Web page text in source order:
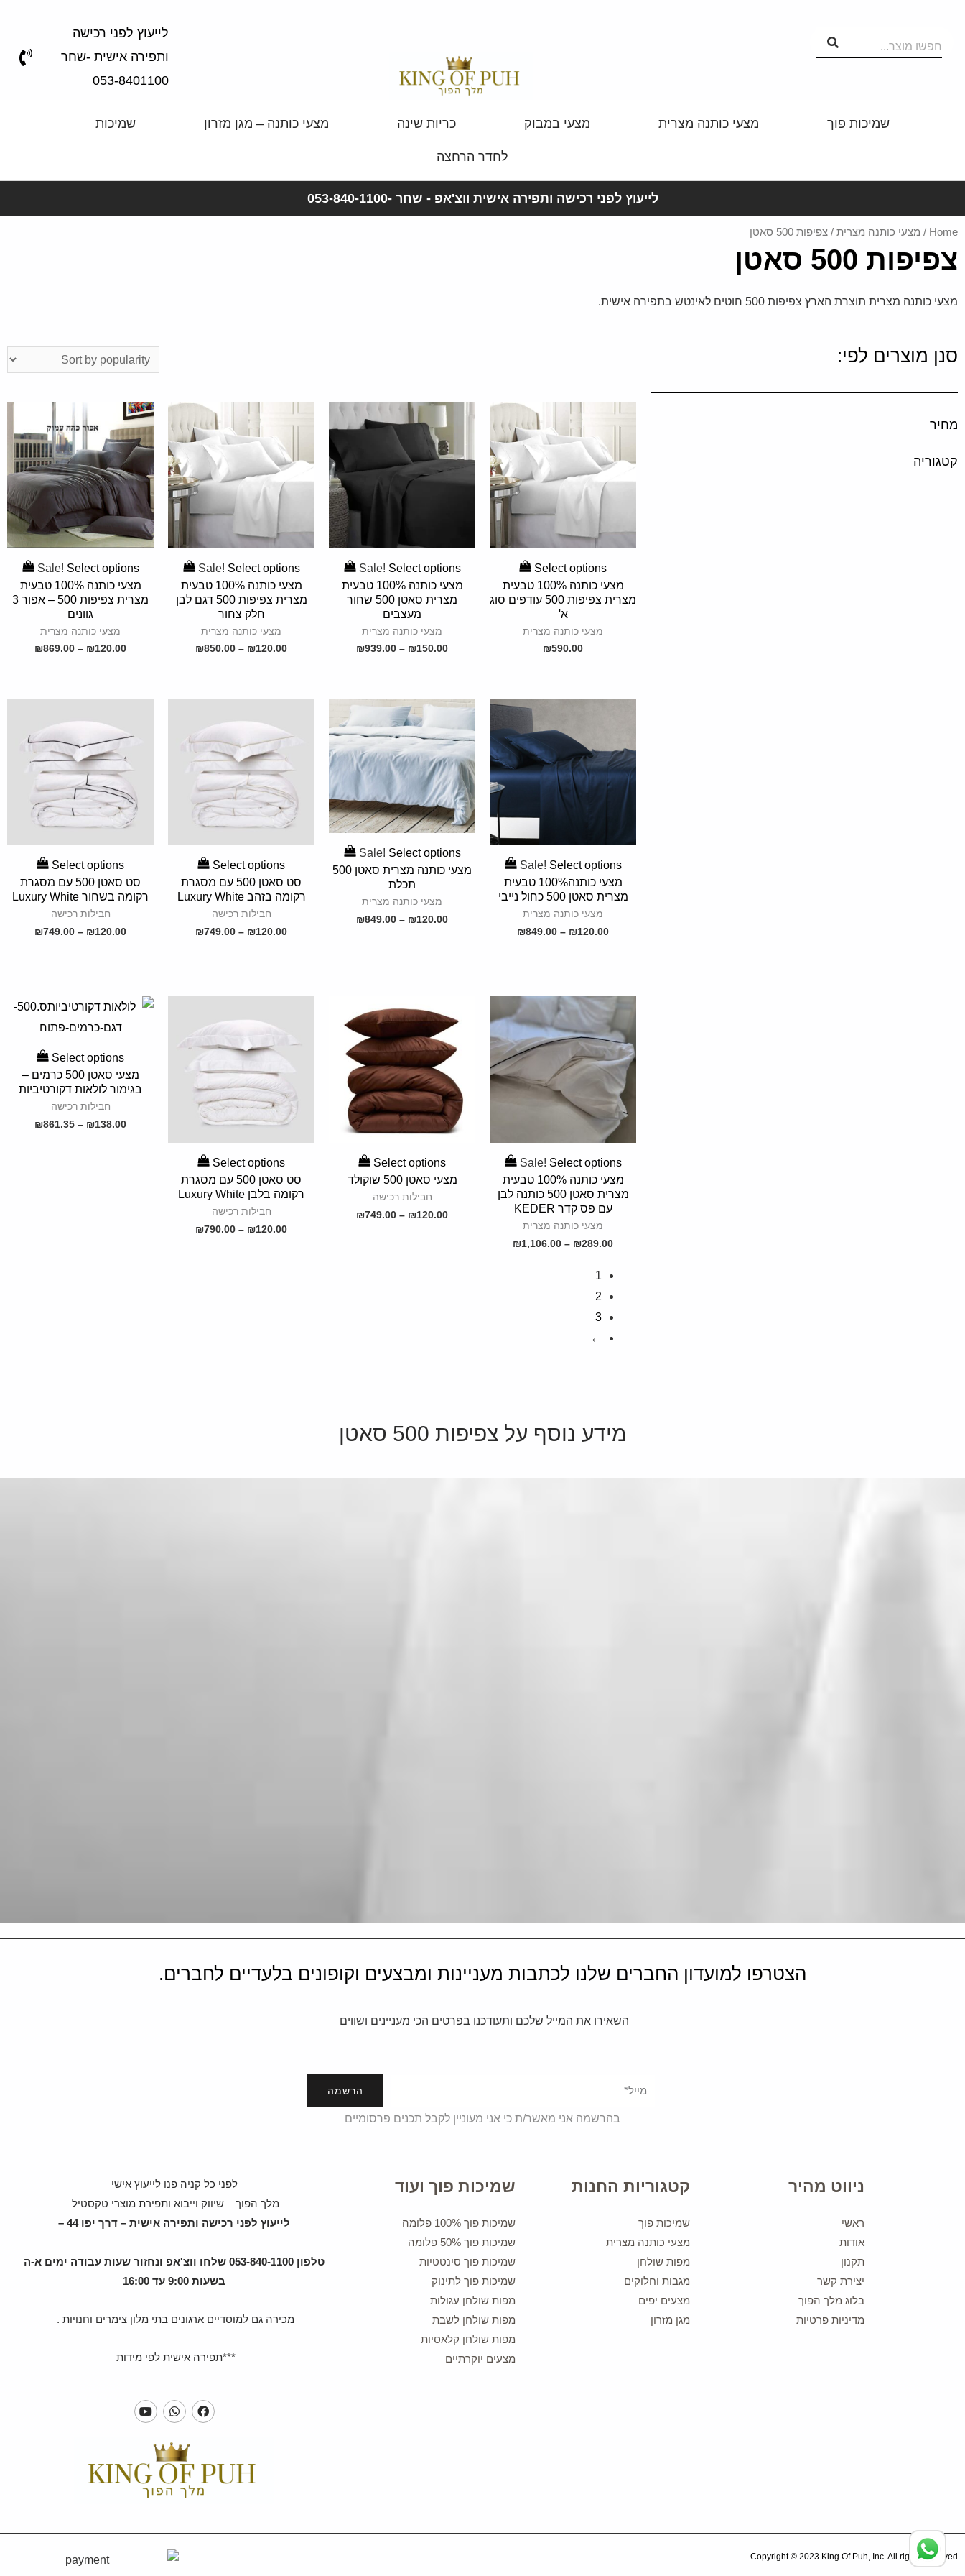
חפשו מוצר...
לייעוץ לפני רכישה
ותפירה אישית -שחר
053-8401100
שמיכות פוך מצעי כותנה מצרית מצעי במבוק כריות שינה מצעי כותנה – מגן מזרון שמיכות
לחדר הרחצה
לייעוץ לפני רכישה ותפירה אישית ווצ'אפ - שחר -053-840-1100
Home
/ מצעי כותנה מצרית / צפיפות 500 סאטן
צפיפות 500 סאטן
מצעי כותנה מצרית תוצרת הארץ צפיפות 500 חוטים לאינטש בתפירה אישית.
סנן מוצרים לפי:
מחיר
קטגוריה
Select options
מצעי כותנה 100% טבעית
מצרית צפיפות 500 עודפים סוג
א'
מצעי כותנה מצרית
₪590.00
SELECT
OPTIONS
Sale! Select options
מצעי כותנה 100% טבעית
מצרית סאטן 500 שחור
מעצבים
מצעי כותנה מצרית
₪150.00
–
₪939.00
SELECT
OPTIONS
Sale! Select options
מצעי כותנה 100% טבעית
מצרית צפיפות 500 דגם לבן
חלק צחור
מצעי כותנה מצרית
₪120.00
–
₪850.00
SELECT
OPTIONS
Sale! Select options
מצעי כותנה 100% טבעית
מצרית צפיפות 500 – אפור 3
גוונים
מצעי כותנה מצרית
₪120.00
–
₪869.00
SELECT
OPTIONS
Sale! Select options
מצעי כותנה100% טבעית
מצרית סאטן 500 כחול נייבי
מצעי כותנה מצרית
₪120.00
–
₪849.00
OPTIONS
Sale! Select options
מצעי כותנה מצרית סאטן 500
תכלת
מצעי כותנה מצרית
₪120.00
–
₪849.00
OPTIONS
Select options
סט סאטן 500 עם מסגרת
רקומה בזהב Luxury White
חבילות רכישה
₪120.00
–
₪749.00
OPTIONS
Select options
סט סאטן 500 עם מסגרת
רקומה בשחור Luxury White
חבילות רכישה
₪120.00
–
₪749.00
OPTIONS
Sale! Select options
מצעי כותנה 100% טבעית
מצרית סאטן 500 כותנה לבן
עם פס קדר KEDER
מצעי כותנה מצרית
₪289.00
–
₪1,106.00
SELECT
OPTIONS
Select options
מצעי סאטן 500 שוקולד
חבילות רכישה
₪120.00
–
₪749.00
SELECT
Select options
סט סאטן 500 עם מסגרת
רקומה בלבן Luxury White
חבילות רכישה
₪120.00
–
₪790.00
OPTIONS
Select options
מצעי סאטן 500 כרמים –
בגימור לולאות דקורטיביות
חבילות רכישה
₪138.00
–
₪861.35
OPTIONS
1
2
3
←
מידע נוסף על צפיפות 500 סאטן
הצטרפו למועדון החברים שלנו לכתבות מעניינות ומבצעים וקופונים בלעדיים לחברים.
השאירו את המייל שלכם ותעודכנו בפרטים הכי מעניינים ושווים
הרשמה
בהרשמה אני מאשר/ת כי אני מעוניין לקבל תכנים פרסומיים
ניווט מהיר
ראשי
אודות
תקנון
יצירת קשר
בלוג מלך הפוך
מדיניות פרטיות
קטגוריות החנות
שמיכות פוך
מצעי כותנה מצרית
מפות שולחן
מגבות וחלוקים
מצעים יפים
מגן מזרון
שמיכות פוך ועוד
שמיכות פוך 100% פלומה
שמיכות פוך 50% פלומה
שמיכות פוך סינטטיות
שמיכות פוך לתינוק
מפות שולחן עגולות
מפות שולחן לשבת
מפות שולחן קלאסיות
מצעים יוקרתיים
לפני כל קניה פנו לייעוץ אישי
מלך הפוך – שיווק וייבוא ותפירת מוצרי טקסטיל
לייעוץ לפני רכישה ותפירה אישית – דרך יפו 44 –
טלפון 053-840-1100 שלחו ווצ'אפ ונחזור שעות עבודה ימים א-ה
בשעות 9:00 עד 16:00
מכירה גם למוסדיים ארגונים בתי מלון צימרים וחנויות .
***תפירה אישית לפי מידות
Copyright © 2023 King Of Puh, Inc. All rights reserved.